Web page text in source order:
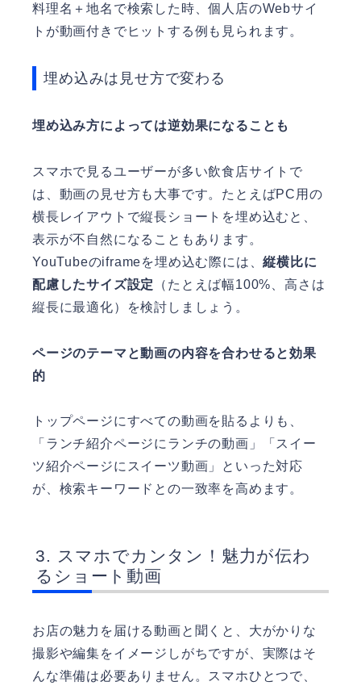
料理名＋地名で検索した時、個人店のWebサイ
トが動画付きでヒットする例も見られます。
埋め込みは見せ方で変わる
埋め込み方によっては逆効果になることも
スマホで見るユーザーが多い飲食店サイトで
は、動画の見せ方も大事です。たとえばPC用の
横長レイアウトで縦長ショートを埋め込むと、
表示が不自然になることもあります。
YouTubeのiframeを埋め込む際には、縦横比に
配慮したサイズ設定
（たとえば幅100%、高さは
縦長に最適化）を検討しましょう。
ページのテーマと動画の内容を合わせると効果
的
トップページにすべての動画を貼るよりも、
「ランチ紹介ページにランチの動画」「スイー
ツ紹介ページにスイーツ動画」といった対応
が、検索キーワードとの一致率を高めます。
スマホでカンタン！魅力が伝わ
るショート動画
お店の魅力を届ける動画と聞くと、大がかりな
撮影や編集をイメージしがちですが、実際はそ
んな準備は必要ありません。スマホひとつで、